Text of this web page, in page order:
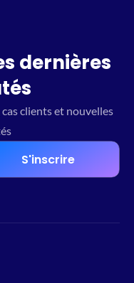
dernières
clients et nouvelles
S'inscrire